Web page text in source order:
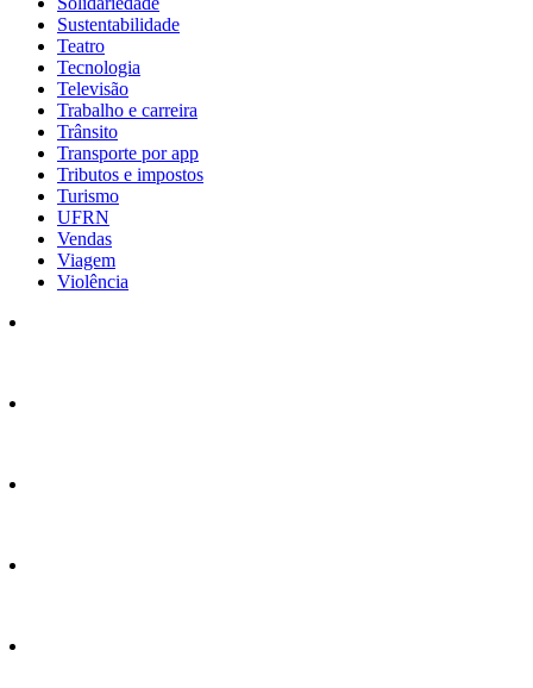
Sustentabilidade
Teatro
Tecnologia
Televisão
Trabalho e carreira
Trânsito
Transporte por app
Tributos e impostos
Turismo
UFRN
Vendas
Viagem
Violência